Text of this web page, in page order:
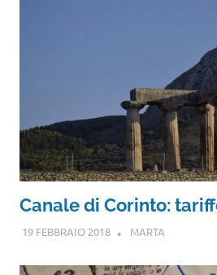
Canale di Corinto:
19 FEBBRAIO 2018 MARTA